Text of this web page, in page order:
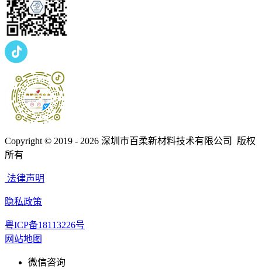
Copyright © 2019 - 2026 深圳市百柔新材料技术有限公司 版权
所有
法律声明
隐私政策
粤ICP备18113226号
网站地图
微信咨询